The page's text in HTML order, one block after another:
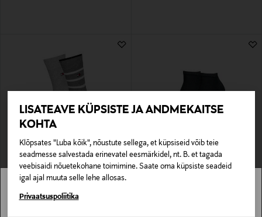
LISATEAVE KÜPSISTE JA ANDMEKAITSE
KOHTA
Klõpsates "Luba kõik", nõustute sellega, et küpsiseid võib teie
seadmesse salvestada erinevatel eesmärkidel, nt. B. et tagada
veebisaidi nõuetekohane toimimine. Saate oma küpsiste seadeid
igal ajal muuta selle lehe allosas.
Privaatsuspoliitika
EELIS KUPONGIGA
TOMMY HILFIGER
Sokid Breton Stripe, 2 paari
Original Price
9,99 €
EELIS KUPONGIGA
TOMMY HILFIGER
Sokid Sneaker, 2 paari
Stockmann pole Sinu riigis saadaval.